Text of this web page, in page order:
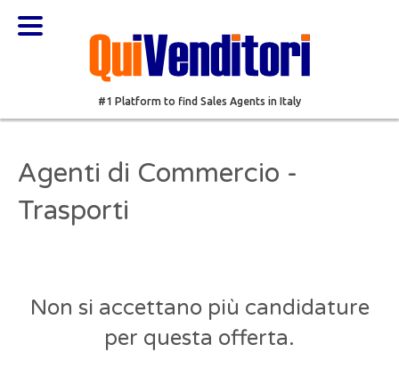
#1 Platform to find Sales Agents in Italy
Agenti di Commercio -
Trasporti
Non si accettano più candidature
per questa offerta.